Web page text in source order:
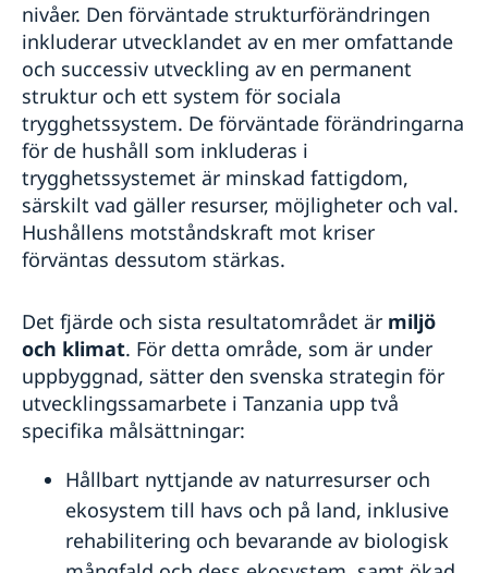
nivåer. Den förväntade strukturförändringen
inkluderar utvecklandet av en mer omfattande
och successiv utveckling av en permanent
struktur och ett system för sociala
trygghetssystem. De förväntade förändringarna
för de hushåll som inkluderas i
trygghetssystemet är minskad fattigdom,
särskilt vad gäller resurser, möjligheter och val.
Hushållens motståndskraft mot kriser
förväntas dessutom stärkas.
Det fjärde och sista resultatområdet är miljö
och klimat. För detta område, som är under
uppbyggnad, sätter den svenska strategin för
utvecklingssamarbete i Tanzania upp två
specifika målsättningar:
Hållbart nyttjande av naturresurser och
ekosystem till havs och på land, inklusive
rehabilitering och bevarande av biologisk